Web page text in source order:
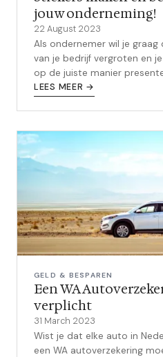
jouw onderneming!
22 August 2023
Als ondernemer wil je
van je bedrijf vergroten en
op de juiste manier
vele manieren mogelijk. Een...
LEES MEER →
GELD & BESPAREN
Een WA
verplicht
31 March 2023
Wist je dat elke auto in
een WA autoverzekering